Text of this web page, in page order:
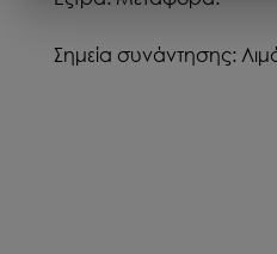
Σημεία συνάντησης: